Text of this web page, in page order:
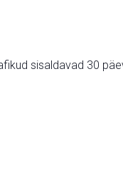
sisaldavad 30